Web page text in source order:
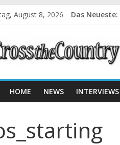
August 8, 2026 Das Neueste:
HOME NEWS INTERVIEWS